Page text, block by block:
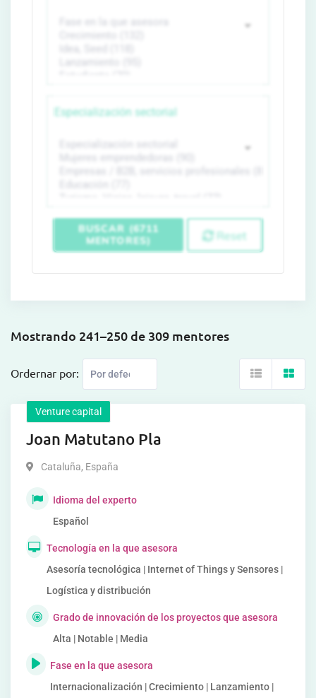
Especialización sectorial
BUSCAR (6711
MENTORES)
Reset
Mostrando 241–250 de 309 mentores
Ordernar por:
Venture capital
Joan Matutano Pla
Cataluña, España
Idioma del experto
Español
Tecnología en la que asesora
Asesoría tecnológica | Internet of Things y Sensores |
Logística y distribución
Grado de innovación de los proyectos que asesora
Alta | Notable | Media
Fase en la que asesora
Internacionalización | Crecimiento | Lanzamiento |